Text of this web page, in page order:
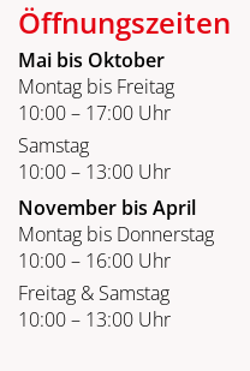
Öffnungszeiten
Mai bis Oktober
Montag bis Freitag
10:00 – 17:00 Uhr
Samstag
10:00 – 13:00 Uhr
November bis April
Montag bis Donnerstag
10:00 – 16:00 Uhr
Freitag & Samstag
10:00 – 13:00 Uhr